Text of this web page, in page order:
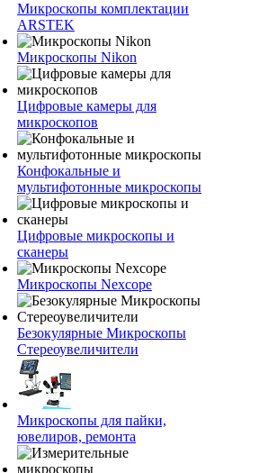
Микроскопы комплектации
ARSTEK
Микроскопы Nikon
Цифровые камеры для
микроскопов
Конфокальные и
мультифотонные микроскопы
Цифровые микроскопы и
сканеры
Микроскопы Nexcope
Безокулярные Микроскопы
Стереоувеличители
Микроскопы для пайки,
ювелиров, ремонта